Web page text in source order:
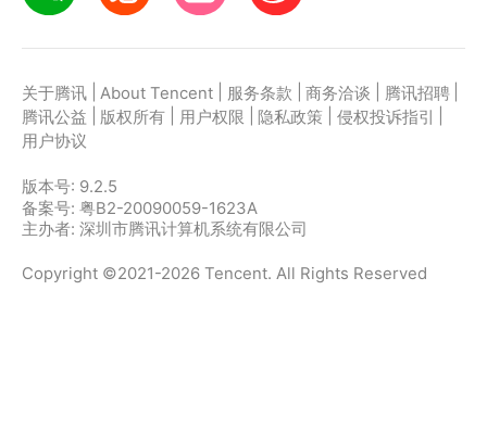
关于腾讯 About Tencent 服务条款 商务洽谈 腾讯招聘
腾讯公益
版权所有 用户权限 隐私政策 侵权投诉指引
用户协议
版本号: 9.2.5
备案号: 粤B2-20090059-1623A
主办者: 深圳市腾讯计算机系统有限公司
Copyright ©2021-2026 Tencent. All Rights Reserved